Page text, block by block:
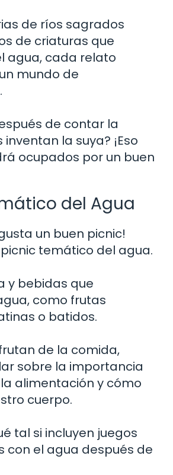
de ríos sagrados
de criaturas que
agua, cada relato
mundo de
de contar la
inventan la suya? ¡Eso
ocupados por un buen
del Agua
un buen picnic!
temático del agua.
y bebidas que
como frutas
o batidos.
de la comida,
sobre la importancia
alimentación y cómo
cuerpo.
tal si incluyen juegos
con el agua después de